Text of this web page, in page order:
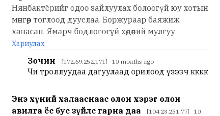
Нянбактёрийг одоо зайлуулах болоогүй юу хотын
мөнгөөр тоглоод дууслаа. Боржураар баяжиж
ханасан. Ямарч бодлогогүй хөдөөний мулгуу
Хариулах
Зочин [172.69.252.171] 10 months ago
Чи троллуудаа дагуулаад орилоод үзээч кккк
Энэ хүний халааснаас олон хэрэг олон
авилга ёс бус зүйлс гарна даа
[104.23.251.77] 10